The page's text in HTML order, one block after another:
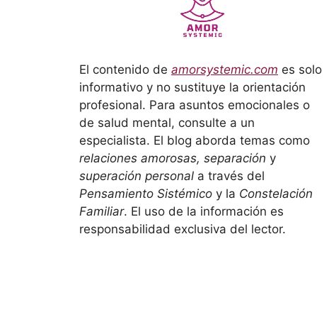
El contenido de amorsystemic.com es solo
informativo y no sustituye la orientación
profesional. Para asuntos emocionales o
de salud mental, consulte a un
especialista. El blog aborda temas como
relaciones amorosas, separación y
superación personal a través del
Pensamiento Sistémico y la Constelación
Familiar. El uso de la información es
responsabilidad exclusiva del lector.